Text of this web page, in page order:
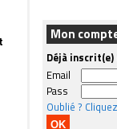
Mon
Déjà inscrit(e)
Email
Pass
Oublié ?